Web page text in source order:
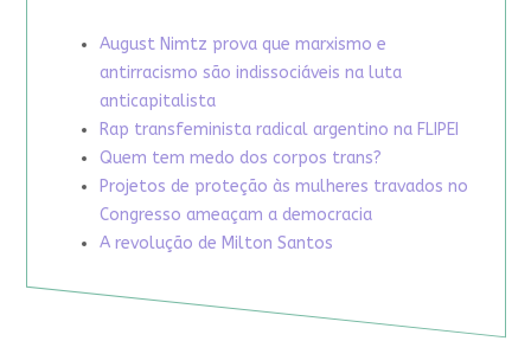
August Nimtz prova que marxismo e
antirracismo são indissociáveis na luta
anticapitalista
Rap transfeminista radical argentino na FLIPEI
Quem tem medo dos corpos trans?
Projetos de proteção às mulheres travados no
Congresso ameaçam a democracia
A revolução de Milton Santos